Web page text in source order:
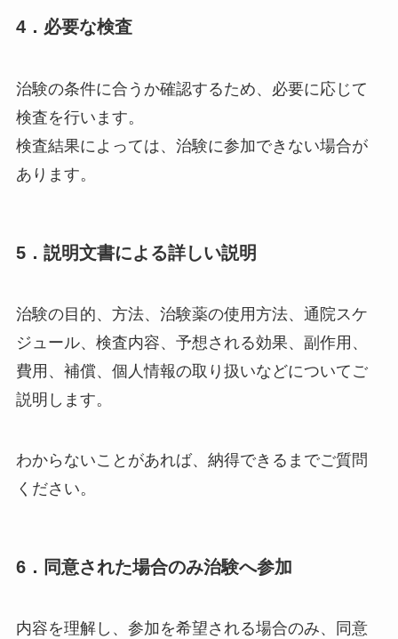
4．必要な検査
治験の条件に合うか確認するため、必要に応じて
検査を行います。
検査結果によっては、治験に参加できない場合が
あります。
5．説明文書による詳しい説明
治験の目的、方法、治験薬の使用方法、通院スケ
ジュール、検査内容、予想される効果、副作用、
費用、補償、個人情報の取り扱いなどについてご
説明します。
わからないことがあれば、納得できるまでご質問
ください。
6．同意された場合のみ治験へ参加
内容を理解し、参加を希望される場合のみ、同意